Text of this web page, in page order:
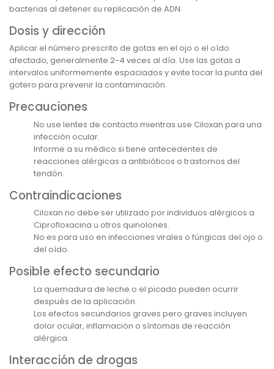
bacterias al detener su replicación de ADN.
Dosis y dirección
Aplicar el número prescrito de gotas en el ojo o el oído
afectado, generalmente 2-4 veces al día. Use las gotas a
intervalos uniformemente espaciados y evite tocar la punta del
gotero para prevenir la contaminación.
Precauciones
No use lentes de contacto mientras use Ciloxan para una
infección ocular.
Informe a su médico si tiene antecedentes de
reacciones alérgicas a antibióticos o trastornos del
tendón.
Contraindicaciones
Ciloxan no debe ser utilizado por individuos alérgicos a
Ciprofloxacina u otros quinolones.
No es para uso en infecciones virales o fúngicas del ojo o
del oído.
Posible efecto secundario
La quemadura de leche o el picado pueden ocurrir
después de la aplicación.
Los efectos secundarios graves pero graves incluyen
dolor ocular, inflamación o síntomas de reacción
alérgica.
Interacción de drogas